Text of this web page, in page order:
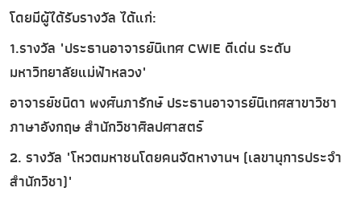
โดยมีผู้ได้รับรางวัล ได้แก่:
1.รางวัล "ประธานอาจารย์นิเทศ CWIE ดีเด่น ระดับ
มหาวิทยาลัยแม่ฟ้าหลวง"
อาจารย์ชนิดา พงศ์นภารักษ์ ประธานอาจารย์นิเทศสาขาวิชา
ภาษาอังกฤษ สำนักวิชาศิลปศาสตร์
2. รางวัล "โหวตมหาชนโดยคนจัดหางานฯ (เลขานุการประจำ
สำนักวิชา)"